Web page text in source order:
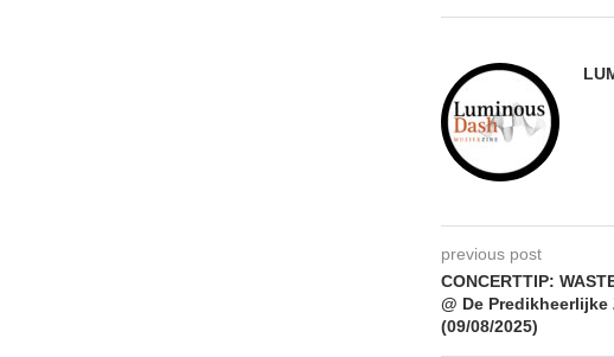
previous post
CONCERTTIP:
@ De Predikheerlijke
(09/08/2025)